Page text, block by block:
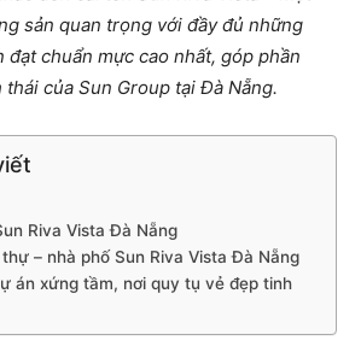
sản quan trọng với đầy đủ những
đạt chuẩn mực cao nhất, góp phần
của Sun Group tại Đà Nẵng.
Riva Vista Đà Nẵng
– nhà phố Sun Riva Vista Đà Nẵng
án xứng tầm, nơi quy tụ vẻ đẹp tinh